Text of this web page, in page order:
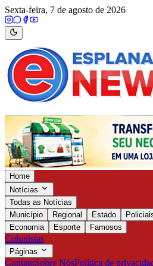
Sexta-feira, 7 de agosto de 2026
Home
Notícias
Todas as Notícias
Município
Regional Estado
Economia
Esporte Famosos
Colunistas
Páginas
ContatoSobre NósPolítica de